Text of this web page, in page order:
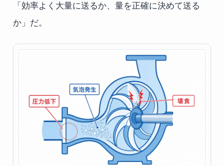
「効率よく大量に送るか、量を正確に決めて送る
か」だ。